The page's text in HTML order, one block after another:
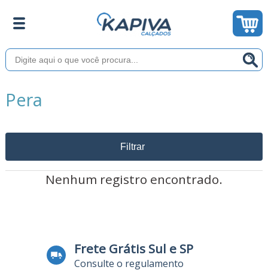
Pera
Filtrar
Nenhum registro encontrado.
Frete Grátis Sul e SP
Consulte o regulamento